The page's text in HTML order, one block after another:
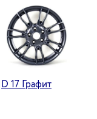
D 17 Графит